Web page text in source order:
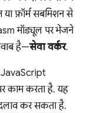
फ़ॉर्म सबमिशन से
मॉड्यूल पर भेजने
है—सेवा वर्कर.
JavaScript
काम करता है. यह
कर सकता है.